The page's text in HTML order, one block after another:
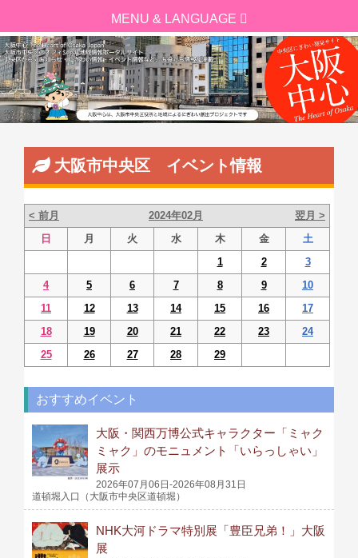
大阪市中央区 イベント情報
< 前月 2024年02月
翌月 >
日
月 火 水 木 金
土
1
2
3
4
5 6 7 8 9
10
11
12 13 14 15 16
17
18
19 20 21 22 23
24
25
26 27 28 29
おすすめイベント
大阪・関西万博公式キャラクター「ミャク
ミャク」のモニュメント「いらっしゃい」
展示
2026年07月06日-2026年08月31日
道頓堀入口（大阪市中央区道頓堀）
NHK大河ドラマ特別展「豊臣兄弟！」大阪
展